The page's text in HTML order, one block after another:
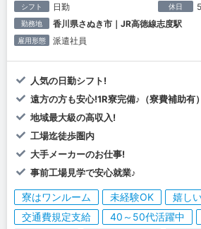
シフト 日勤 休日
勤務地 香川県さぬき市｜JR高徳線志度駅
雇用形態 派遣社員
人気の日勤シフト!
遠方の方も安心!1R寮完備♪（寮費補助有）
地域最大級の高収入!
工場迄徒歩圏内
大手メーカーのお仕事!
事前工場見学で安心就業♪
寮はワンルーム 未経験OK
嬉し
交通費規定支給
40～50代活躍中